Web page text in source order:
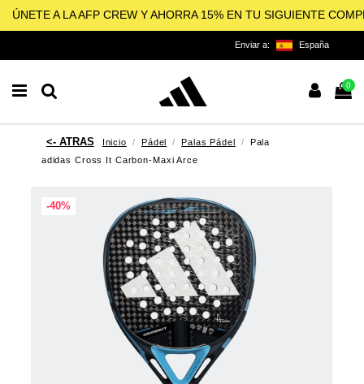
ÚNETE A LA AFP CREW Y AHORRA 15% EN TU SIGUIENTE
Enviar a: España
0
Inicio Pádel Palas Pádel
Pala
adidas Cross It Carbon-Maxi Arce
-40%